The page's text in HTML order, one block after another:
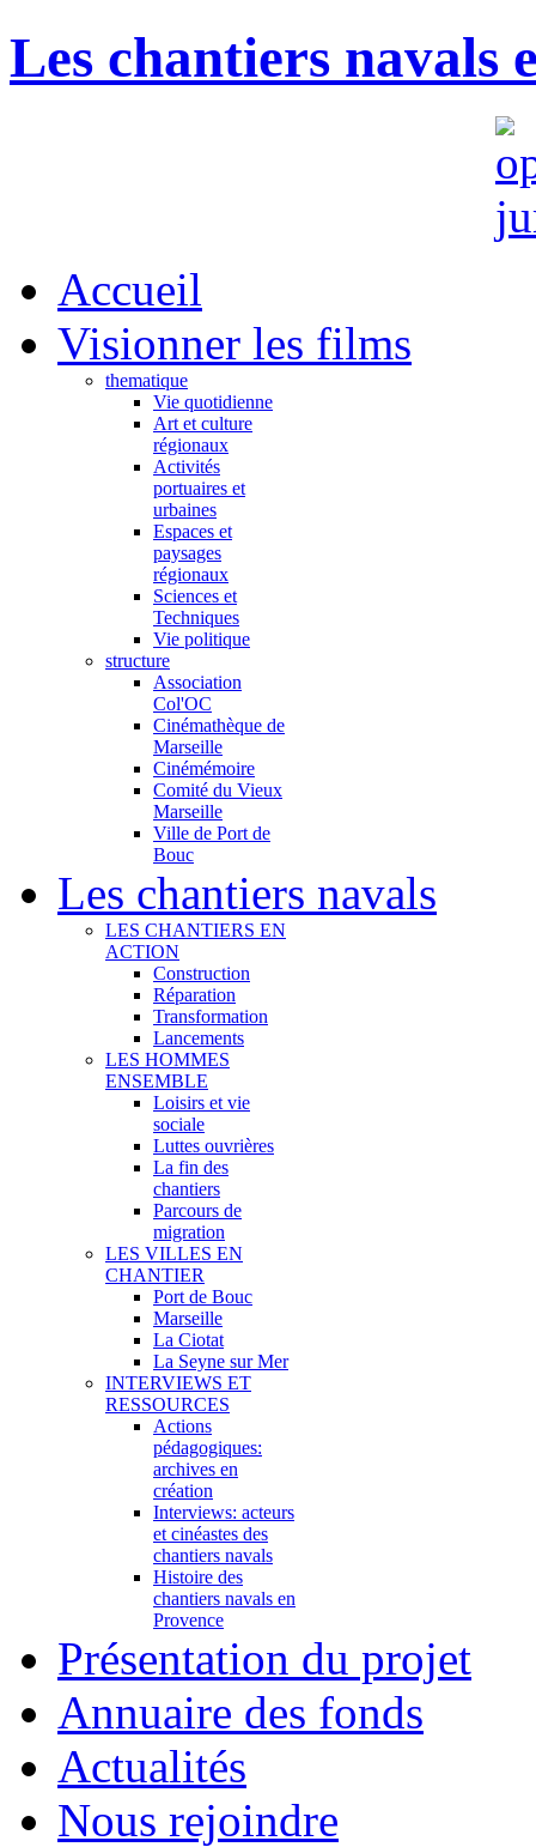
Les chantiers navals
Accueil
Visionner les films
thematique
Vie quotidienne
Art et culture
régionaux
Activités
portuaires et
urbaines
Espaces et
paysages
régionaux
Sciences et
Techniques
Vie politique
structure
Association
Col'OC
Cinémathèque de
Marseille
Cinémémoire
Comité du Vieux
Marseille
Ville de Port de
Bouc
Les chantiers navals
LES CHANTIERS EN
ACTION
Construction
Réparation
Transformation
Lancements
LES HOMMES
ENSEMBLE
Loisirs et vie
sociale
Luttes ouvrières
La fin des
chantiers
Parcours de
migration
LES VILLES EN
CHANTIER
Port de Bouc
Marseille
La Ciotat
La Seyne sur Mer
INTERVIEWS ET
RESSOURCES
Actions
pédagogiques:
archives en
création
Interviews: acteurs
et cinéastes des
chantiers navals
Histoire des
chantiers navals en
Provence
Présentation du projet
Annuaire des fonds
Actualités
Nous rejoindre